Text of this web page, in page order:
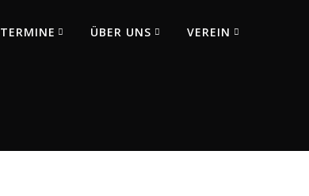
TERMINE ÜBER UNS VEREIN